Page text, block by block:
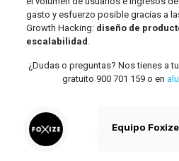
gasto y esfuerzo posible gracias a
Growth Hacking: diseño de
escalabilidad .
¿Dudas o preguntas? Nos tienes a
gratuito 900 701 159 o en
Equipo Foxize